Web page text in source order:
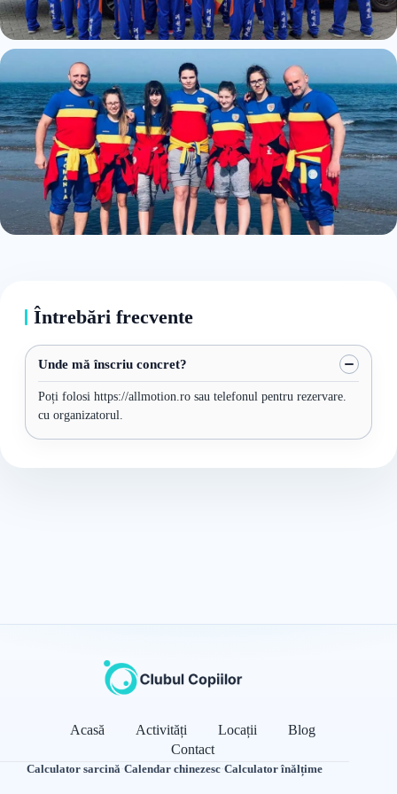
Întrebări frecvente
Unde mă înscriu concret?
Poți folosi https://allmotion.ro sau telefonul pentru rezervare.
cu organizatorul.
Acasă Activități Locații
Blog
Contact
Calculator sarcină·Calendar chinezesc·Calculator înălțime